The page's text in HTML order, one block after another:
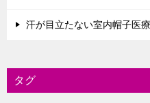
汗が目立たない室内帽子医
タグ